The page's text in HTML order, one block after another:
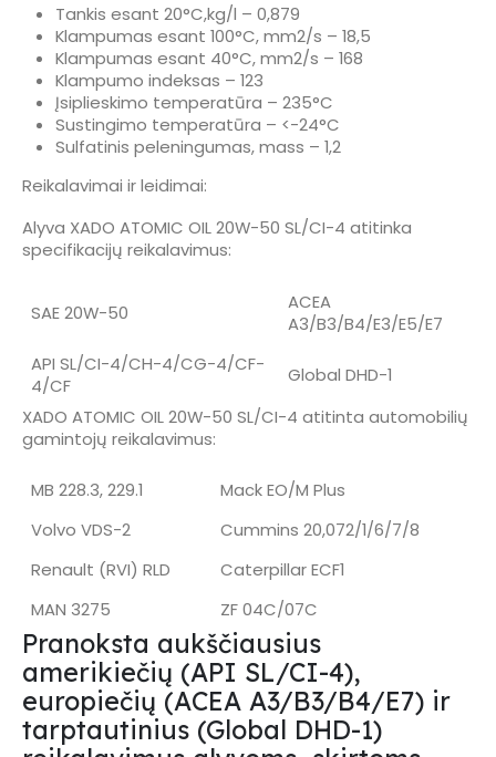
Tankis esant 20°C,kg/l – 0,879
Klampumas esant 100°C, mm2/s – 18,5
Klampumas esant 40°C, mm2/s – 168
Klampumo indeksas – 123
Įsiplieskimo temperatūra – 235°C
Sustingimo temperatūra – <-24°C
Sulfatinis peleningumas, mass – 1,2
Reikalavimai ir leidimai:
Alyva XADO ATOMIC OIL 20W-50 SL/CI-4 atitinka
specifikacijų reikalavimus:
SAE 20W-50
ACEA
A3/B3/B4/E3/E5/E7
API SL/CI-4/CH-4/CG-4/CF-
4/CF
Global DHD-1
XADO ATOMIC OIL 20W-50 SL/CI-4 atitinta automobilių
gamintojų reikalavimus:
MB 228.3, 229.1
Mack EO/M Plus
Volvo VDS-2
Cummins 20,072/1/6/7/8
Renault (RVI) RLD
Caterpillar ECF1
MAN 3275
ZF 04C/07C
Pranoksta aukščiausius
amerikiečių (API SL/CI-4),
europiečių (ACEA A3/B3/B4/E7) ir
tarptautinius (Global DHD-1)